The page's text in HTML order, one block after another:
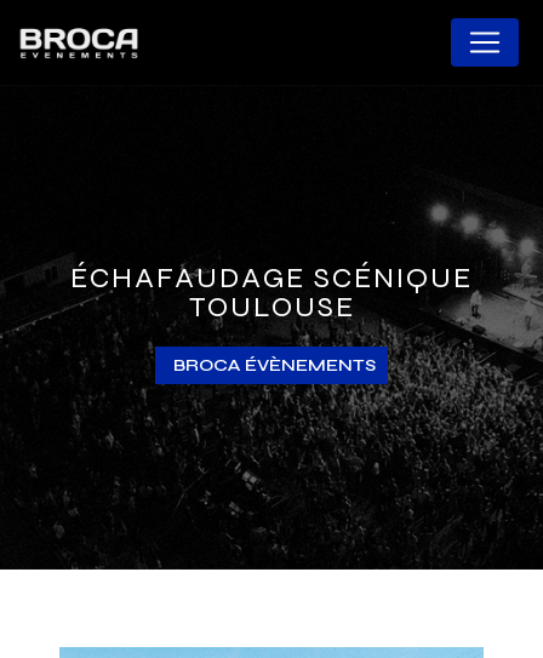
ÉCHAFAUDAGE SCÉNIQUE
TOULOUSE
BROCA ÉVÈNEMENTS